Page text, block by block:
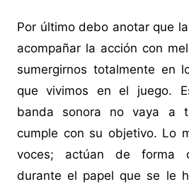
Por último debo anotar que
acompañar la acción con
sumergirnos totalmente en
que vivimos en el juego.
banda sonora no vaya a
cumple con su objetivo. Lo
voces; actúan de forma
durante el papel que se le